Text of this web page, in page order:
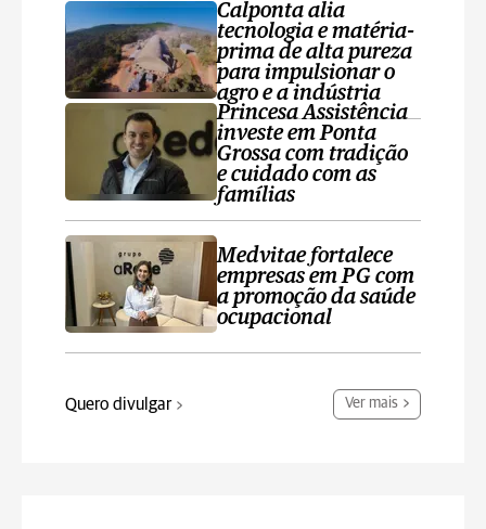
Calponta alia
tecnologia e matéria-
prima de alta pureza
para impulsionar o
agro e a indústria
Princesa Assistência
investe em Ponta
Grossa com tradição
e cuidado com as
famílias
Medvitae fortalece
empresas em PG com
a promoção da saúde
ocupacional
Quero divulgar Ver mais